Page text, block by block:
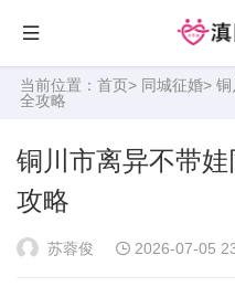
当前位置： 首页> 同城征婚> 铜
全攻略
铜川市离异不带
攻略
苏蓉俊 2026-07-05